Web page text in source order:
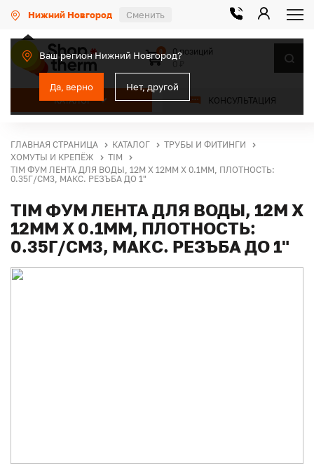
Нижний Новгород Сменить
Ваш регион Нижний Новгород?
Да, верно Нет, другой
КАТАЛОГ КОНСУЛЬТАЦИЯ
0
0 позиций
ГЛАВНАЯ СТРАНИЦА КАТАЛОГ
ТРУБЫ И ФИТИНГИ
ХОМУТЫ И КРЕПЁЖ
TIM
TIM ФУМ ЛЕНТА ДЛЯ ВОДЫ, 12М Х 12ММ Х 0.1ММ, ПЛОТНОСТЬ:
0.35Г/СМ3, МАКС. РЕЗЪБА ДО 1"
TIM ФУМ ЛЕНТА ДЛЯ ВОДЫ, 12М Х
12ММ Х 0.1ММ, ПЛОТНОСТЬ:
0.35Г/СМ3, МАКС. РЕЗЪБА ДО 1"